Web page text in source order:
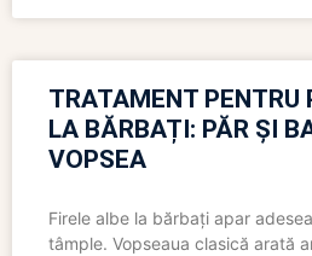
TRATAMENT PENTRU
LA BĂRBAȚI: PĂR ȘI
VOPSEA
Firele albe la bărbați apar
tâmple. Vopseaua clasică arată